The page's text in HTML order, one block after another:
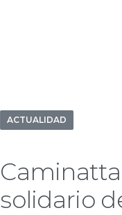
ACTUALIDAD
solidario